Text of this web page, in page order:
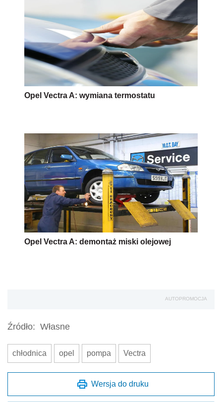
Opel Vectra A: wymiana termostatu
Opel Vectra A: demontaż miski olejowej
AUTOPROMOCJA
Źródło: Własne
chłodnica opel pompa Vectra
Wersja do druku